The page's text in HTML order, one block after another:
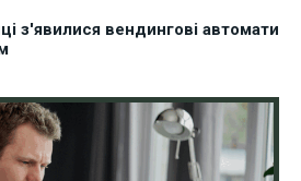
з'явилися вендингові автомати